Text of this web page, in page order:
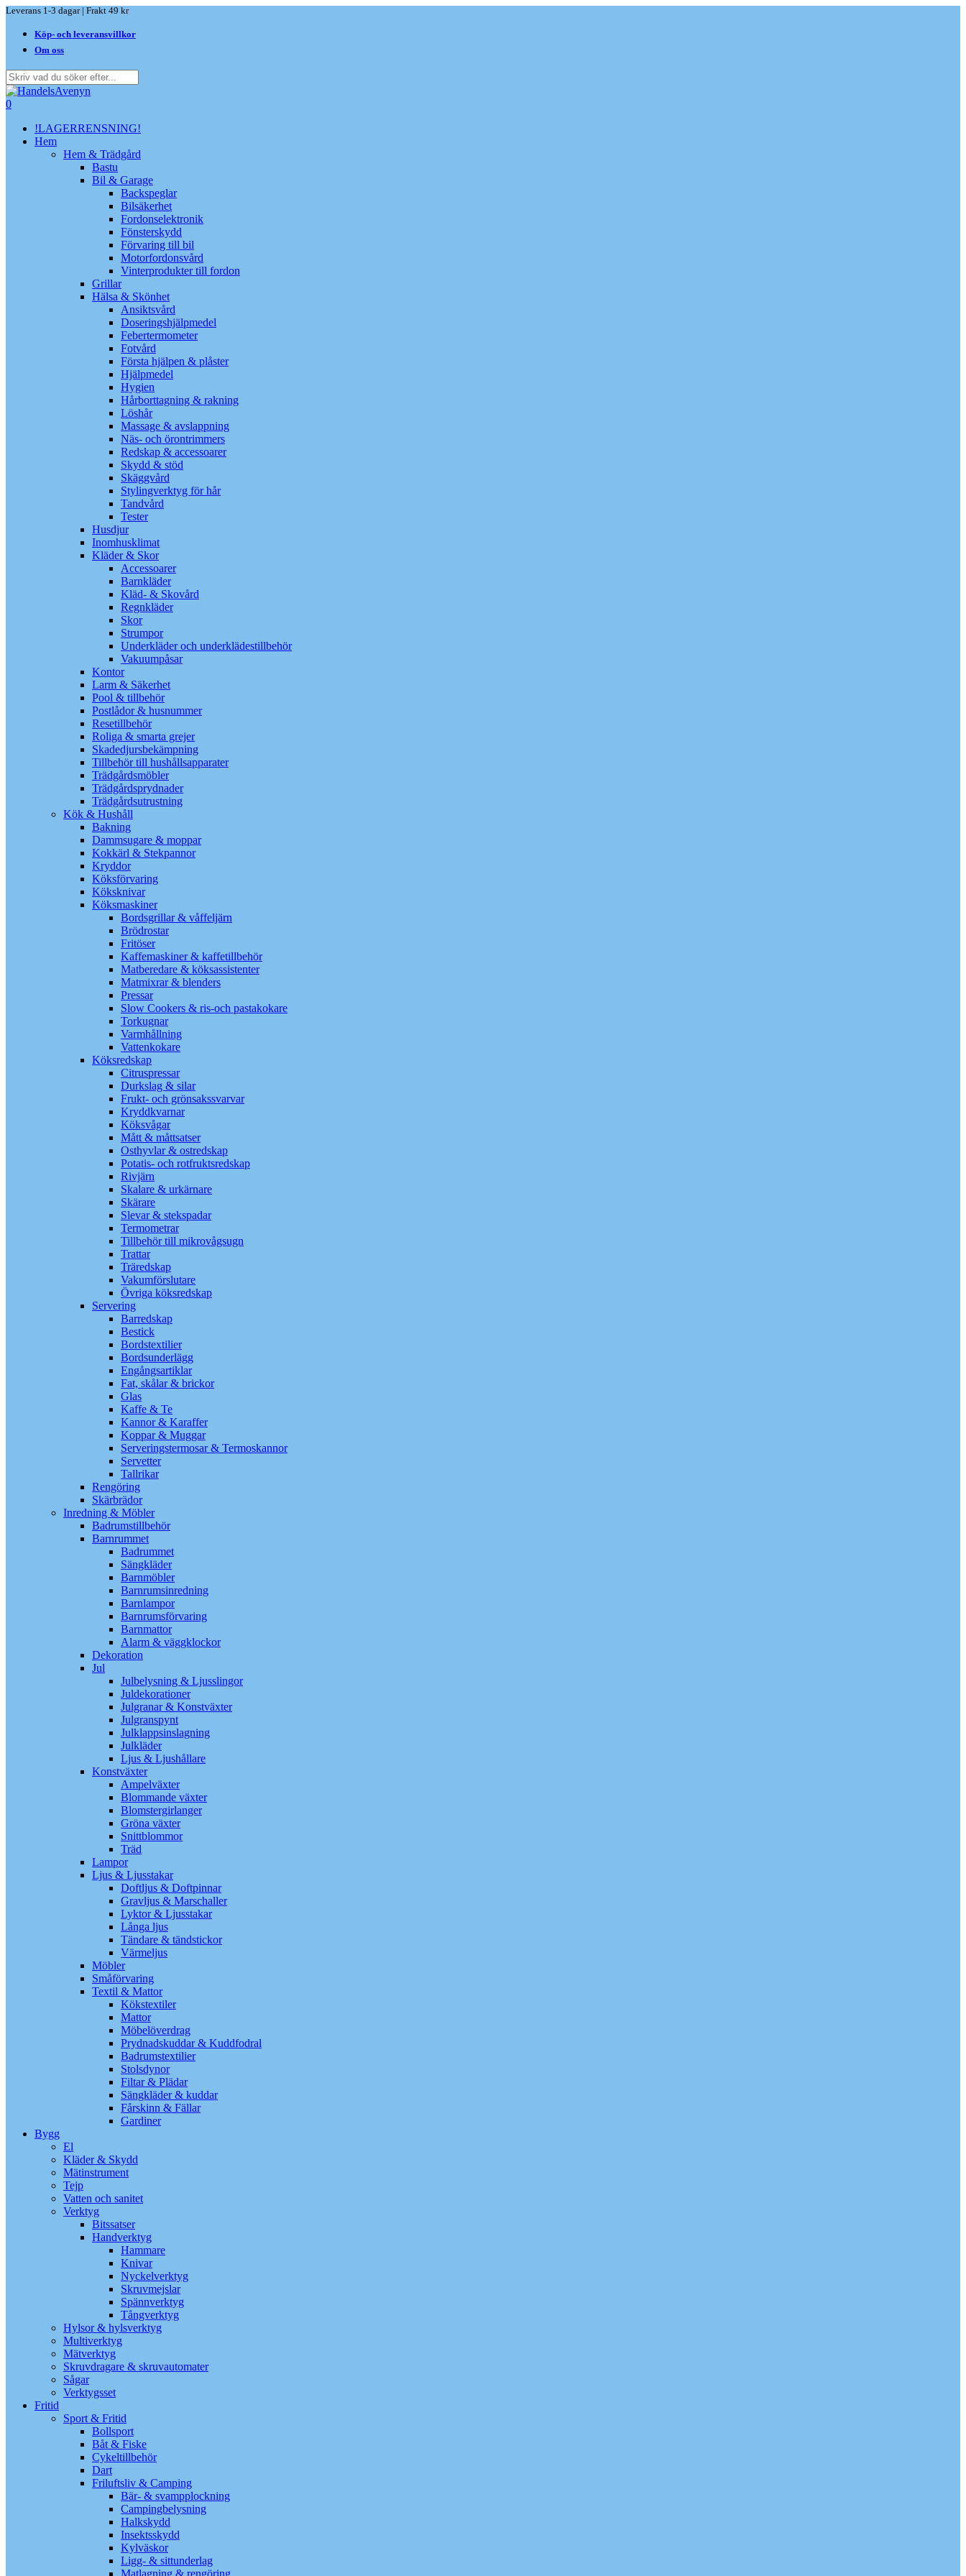
Skip
main
content
Leverans 1-3 dagar | Frakt 49 kr
Köp- och leveransvillkor
Om oss
Close
Search
search
0
!LAGERRENSNING!
Hem
Hem & Trädgård
Bastu
Bil & Garage
Backspeglar
Bilsäkerhet
Fordonselektronik
Fönsterskydd
Förvaring till bil
Motorfordonsvård
Vinterprodukter till fordon
Grillar
Hälsa & Skönhet
Ansiktsvård
Doseringshjälpmedel
Febertermometer
Fotvård
Första hjälpen & plåster
Hjälpmedel
Hygien
Hårborttagning & rakning
Löshår
Massage & avslappning
Näs- och örontrimmers
Redskap & accessoarer
Skydd & stöd
Skäggvård
Stylingverktyg för hår
Tandvård
Tester
Husdjur
Inomhusklimat
Kläder & Skor
Accessoarer
Barnkläder
Kläd- & Skovård
Regnkläder
Skor
Strumpor
Underkläder och underklädestillbehör
Vakuumpåsar
Kontor
Larm & Säkerhet
Pool & tillbehör
Postlådor & husnummer
Resetillbehör
Roliga & smarta grejer
Skadedjursbekämpning
Tillbehör till hushållsapparater
Trädgårdsmöbler
Trädgårdsprydnader
Trädgårdsutrustning
Kök & Hushåll
Bakning
Dammsugare & moppar
Kokkärl & Stekpannor
Kryddor
Köksförvaring
Köksknivar
Köksmaskiner
Bordsgrillar & våffeljärn
Brödrostar
Fritöser
Kaffemaskiner & kaffetillbehör
Matberedare & köksassistenter
Matmixrar & blenders
Pressar
Slow Cookers & ris-och pastakokare
Torkugnar
Varmhållning
Vattenkokare
Köksredskap
Citruspressar
Durkslag & silar
Frukt- och grönsakssvarvar
Kryddkvarnar
Köksvågar
Mått & måttsatser
Osthyvlar & ostredskap
Potatis- och rotfruktsredskap
Rivjärn
Skalare & urkärnare
Skärare
Slevar & stekspadar
Termometrar
Tillbehör till mikrovågsugn
Trattar
Träredskap
Vakumförslutare
Övriga köksredskap
Servering
Barredskap
Bestick
Bordstextilier
Bordsunderlägg
Engångsartiklar
Fat, skålar & brickor
Glas
Kaffe & Te
Kannor & Karaffer
Koppar & Muggar
Serveringstermosar & Termoskannor
Servetter
Tallrikar
Rengöring
Skärbrädor
Inredning & Möbler
Badrumstillbehör
Barnrummet
Badrummet
Sängkläder
Barnmöbler
Barnrumsinredning
Barnlampor
Barnrumsförvaring
Barnmattor
Alarm & väggklockor
Dekoration
Jul
Julbelysning & Ljusslingor
Juldekorationer
Julgranar & Konstväxter
Julgranspynt
Julklappsinslagning
Julkläder
Ljus & Ljushållare
Konstväxter
Ampelväxter
Blommande växter
Blomstergirlanger
Gröna växter
Snittblommor
Träd
Lampor
Ljus & Ljusstakar
Doftljus & Doftpinnar
Gravljus & Marschaller
Lyktor & Ljusstakar
Långa ljus
Tändare & tändstickor
Värmeljus
Möbler
Småförvaring
Textil & Mattor
Kökstextiler
Mattor
Möbelöverdrag
Prydnadskuddar & Kuddfodral
Badrumstextilier
Stolsdynor
Filtar & Plädar
Sängkläder & kuddar
Fårskinn & Fällar
Gardiner
Bygg
El
Kläder & Skydd
Mätinstrument
Tejp
Vatten och sanitet
Verktyg
Bitssatser
Handverktyg
Hammare
Knivar
Nyckelverktyg
Skruvmejslar
Spännverktyg
Tångverktyg
Hylsor & hylsverktyg
Multiverktyg
Mätverktyg
Skruvdragare & skruvautomater
Sågar
Verktygsset
Fritid
Sport & Fritid
Bollsport
Båt & Fiske
Cykeltillbehör
Dart
Friluftsliv & Camping
Bär- & svampplockning
Campingbelysning
Halkskydd
Insektsskydd
Kylväskor
Ligg- & sittunderlag
Matlagning & rengöring